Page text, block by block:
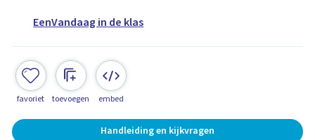
EenVandaag in de klas
favoriet toevoegen embed
Handleiding en kijkvragen